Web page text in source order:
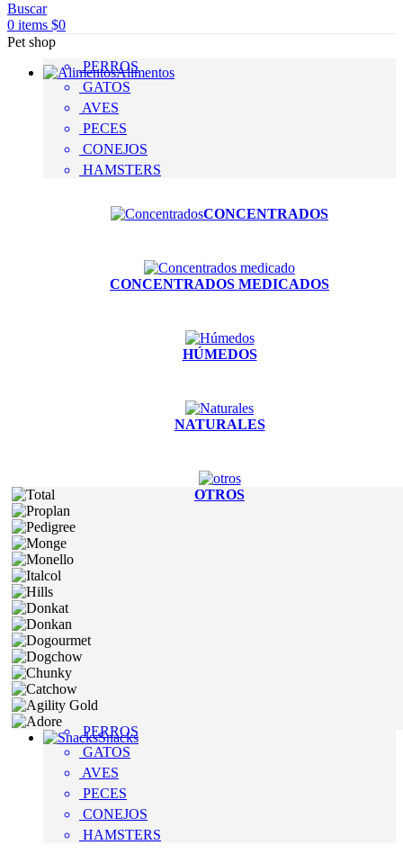
Buscar
0 items $0
Pet shop
Alimentos
PERROS
GATOS
AVES
PECES
CONEJOS
HAMSTERS
CONCENTRADOS
CONCENTRADOS MEDICADOS
HÚMEDOS
NATURALES
OTROS
Snacks
PERROS
GATOS
AVES
PECES
CONEJOS
HAMSTERS